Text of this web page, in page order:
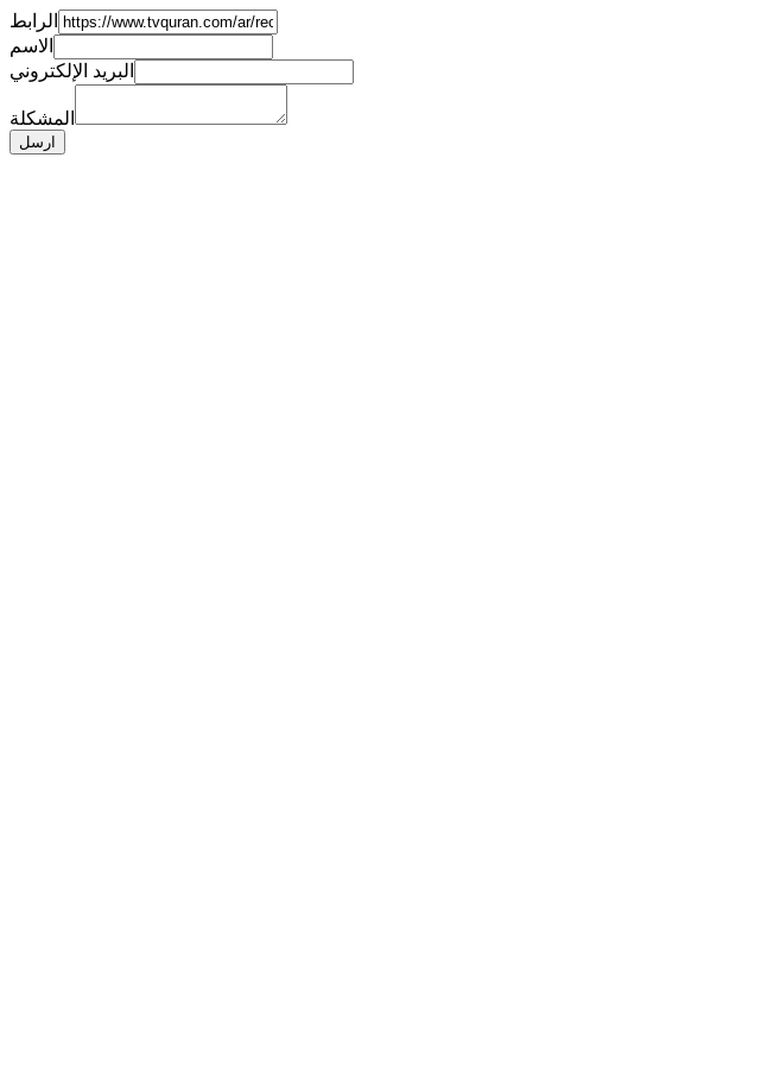
الرابط
الاسم
البريد الإلكتروني
المشكلة
ارسل